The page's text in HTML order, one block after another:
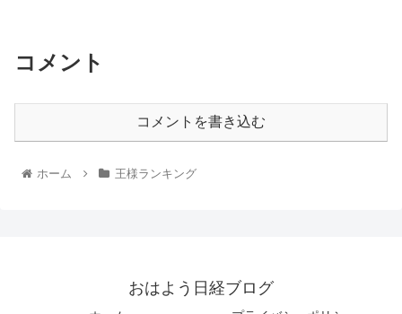
コメント
コメントを書き込む
ホーム 王様ランキング
おはよう日経ブログ